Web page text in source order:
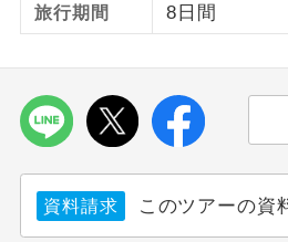
旅行期間 8日間
資料請求 このツアーの資
ホテル指定
ご紹介するホ